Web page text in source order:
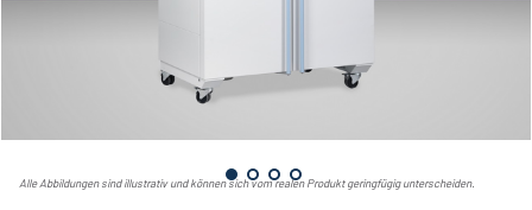
Alle Abbildungen sind illustrativ und können sich vom realen Produkt geringfügig unterscheiden.